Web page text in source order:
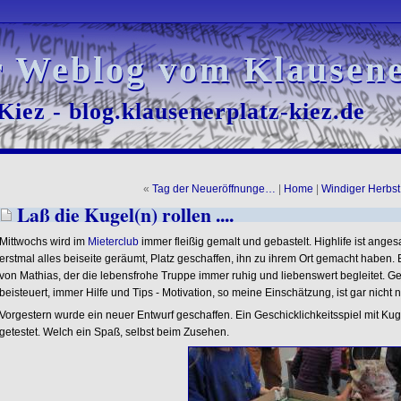
Weblog vom
vom
- blog.klausenerplatz-kiez.de
- blog.klausenerplatz-kiez.de
« Tag der Neueröffnunge… Home Windiger
Laß die Kugel(n) rollen ....
wird im Mieterclubimmer fleißig gemalt und gebastelt. Highlife ist
alles beiseite geräumt, Platz geschaffen, ihn zu ihrem Ort gemacht
Mathias, der die lebensfrohe Truppe immer ruhig und liebenswert begleitet.
immer Hilfe und Tips - Motivation, so meine Einschätzung, ist gar nicht
wurde ein neuer Entwurf geschaffen. Ein Geschicklichkeitsspiel mit
Welch ein Spaß, selbst beim Zusehen.